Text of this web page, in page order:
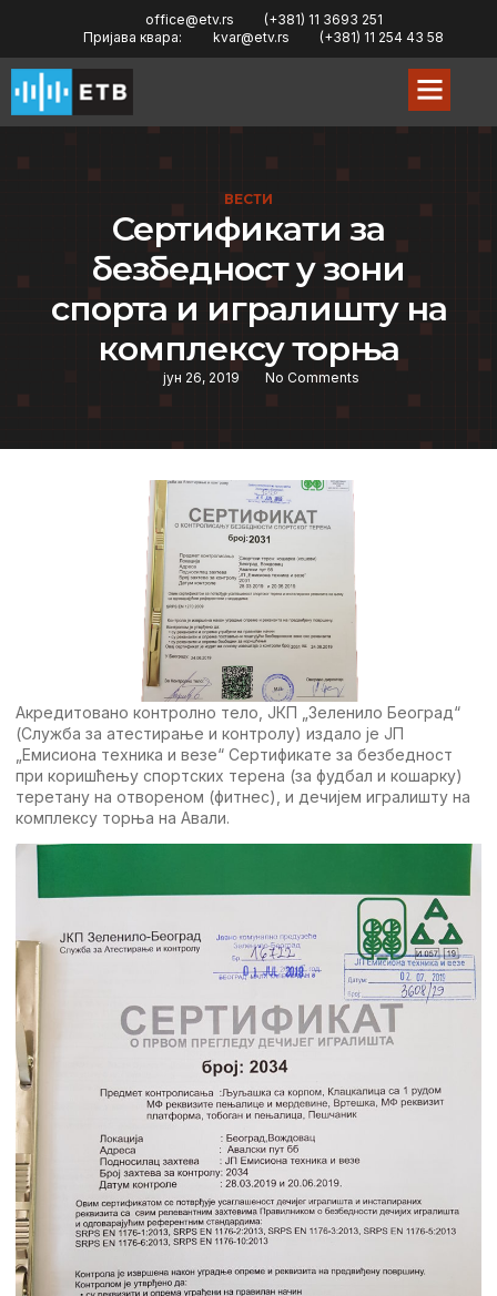
office@etv.rs
(+381) 11 3693 251
Пријава квара:
kvar@etv.rs (+381) 11 254 43 58
ВЕСТИ
Сертификати за
безбедност у зони
спорта и игралишту на
комплексу торња
јун 26, 2019 No Comments
Акредитовано контролно тело, ЈКП „Зеленило Београд“
(Служба за атестирање и контролу) издало је ЈП
„Емисиона техника и везе“ Сертификатe за безбедност
при коришћењу спортских терена (за фудбал и кошарку)
теретану на отвореном (фитнес), и дечијем игралишту на
комплексу торња на Авали.